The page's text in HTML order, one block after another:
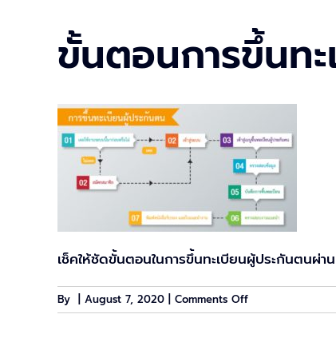
ขั้นตอนการขึ้นท
เช็คให้ชัดขั้นตอนในการขึ้นทะเบียนผู้ประกันตนผ่า
By August 7, 2020 Comments Offon
ขั้น